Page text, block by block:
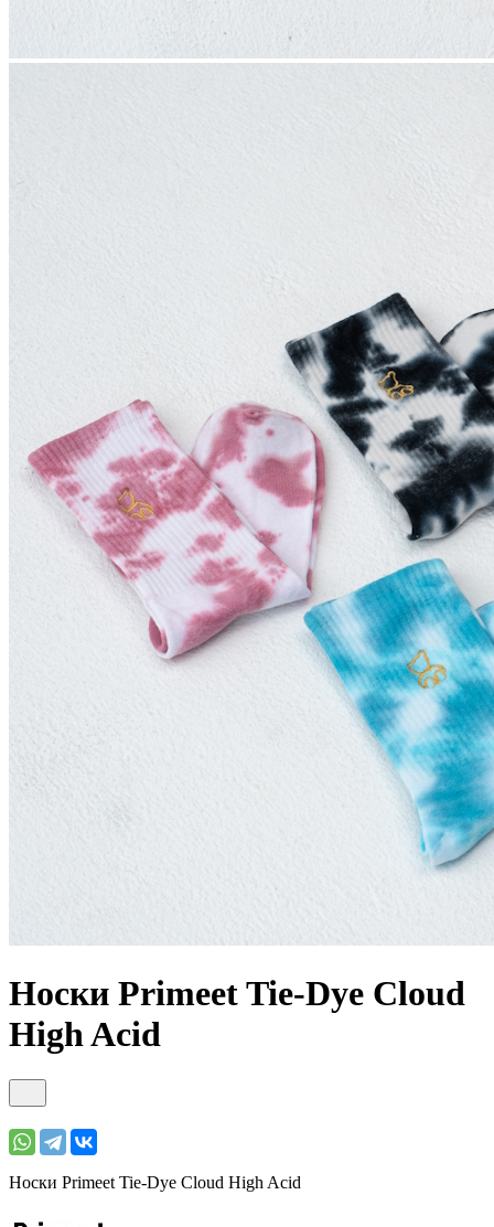
Носки Primeet Tie-Dye Cloud
High Acid
Носки Primeet Tie-Dye Cloud High Acid